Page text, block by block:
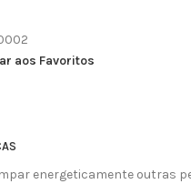
aos Favoritos
energeticamente outras